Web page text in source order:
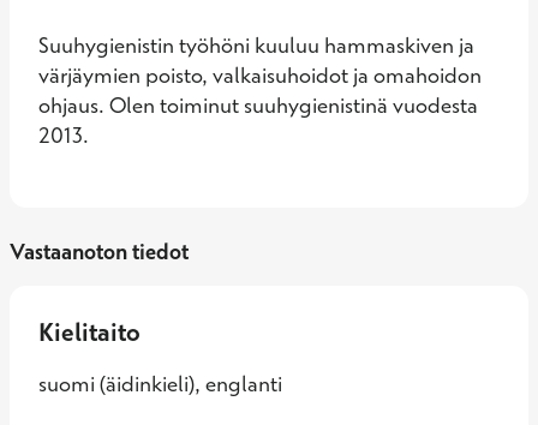
Suuhygienistin työhöni kuuluu hammaskiven ja
värjäymien poisto, valkaisuhoidot ja omahoidon
ohjaus. Olen toiminut suuhygienistinä vuodesta
2013.
Vastaanoton tiedot
Kielitaito
suomi (äidinkieli), englanti